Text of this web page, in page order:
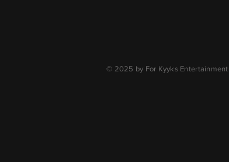
© 2025 by For Kyyks